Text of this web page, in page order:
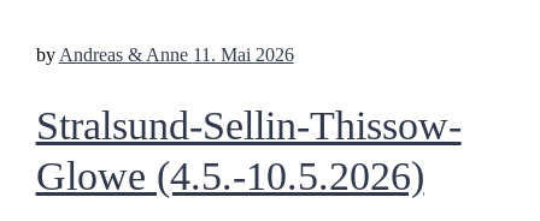
by Andreas & Anne 11. Mai 2026
Stralsund-Sellin-Thissow-
Glowe (4.5.-10.5.2026)